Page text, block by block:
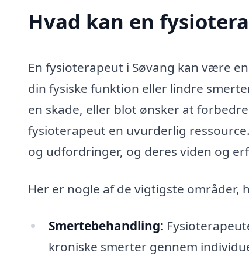
Hvad kan en
En fysioterapeut i Søvang kan være
din fysiske funktion eller lindre
en skade, eller blot ønsker at
fysioterapeut en uvurderlig
og udfordringer, og deres viden og
Her er nogle af de vigtigste områder,
Smertebehandling:
kroniske smerter gennem